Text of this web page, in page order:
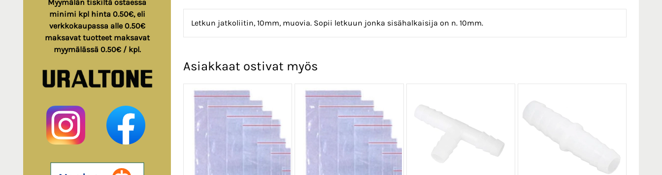
Myymälän tiskiltä ostaessa
minimi kpl hinta 0.50€, eli
verkkokaupassa alle 0.50€
maksavat tuotteet maksavat
myymälässä 0.50€ / kpl.
Letkun jatkoliitin, 10mm, muovia. Sopii letkuun jonka sisähalkaisija on n. 10mm.
Asiakkaat ostivat myös